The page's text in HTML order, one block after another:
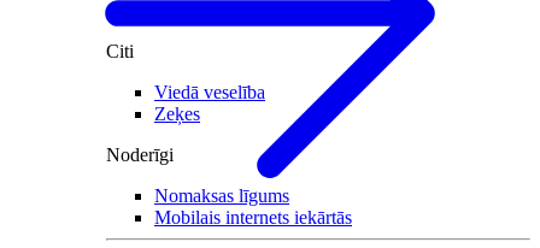
Citi
Viedā veselība
Zeķes
Noderīgi
Nomaksas līgums
Mobilais internets iekārtās